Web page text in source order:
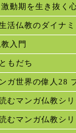
動期を生き抜く
活仏教のダイナミ
入門
もだち
ガ世界の偉人28
むマンガ仏教シ
むマンガ仏教シ